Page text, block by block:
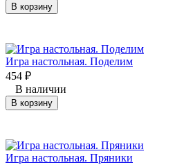
В корзину
Игра настольная. Поделим
454 ₽
В наличии
В корзину
Игра настольная. Пряники